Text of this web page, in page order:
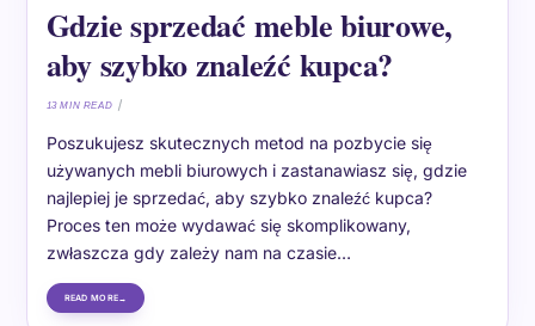
Gdzie sprzedać meble biurowe,
aby szybko znaleźć kupca?
13 MIN READ
Poszukujesz skutecznych metod na pozbycie się
używanych mebli biurowych i zastanawiasz się, gdzie
najlepiej je sprzedać, aby szybko znaleźć kupca?
Proces ten może wydawać się skomplikowany,
zwłaszcza gdy zależy nam na czasie…
READ MORE